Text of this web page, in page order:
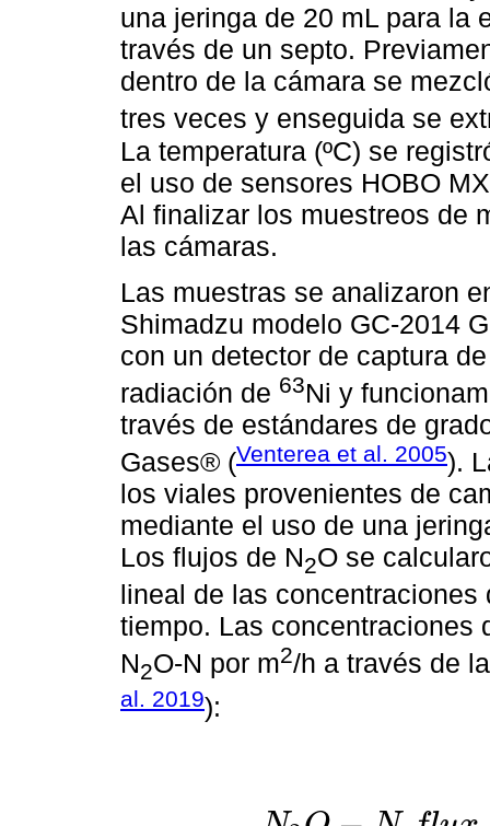
una jeringa de 20 mL para la
través de un septo.
dentro de la cámara se
tres veces y enseguida se
La temperatura (ºC) se
el uso de sensores HOBO
Al finalizar los muestreos de
las cámaras.
Las muestras se analizaron
Shimadzu modelo GC-2014
con un detector de captura
radiación de 63Ni y
través de estándares de
Gases® (Venterea et al. 2005).
los viales provenientes de
mediante el uso de una
Los flujos de N2O se
lineal de las
tiempo. Las concentraciones
N2O-N por m2/h a través de
al. 2019):